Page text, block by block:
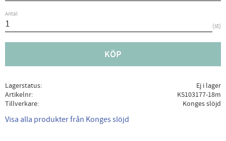
Antal
st
KÖP
Lagerstatus
Ej i lager
Artikelnr
KS103177-18m
Tillverkare
Konges slöjd
Visa alla produkter från Konges slöjd